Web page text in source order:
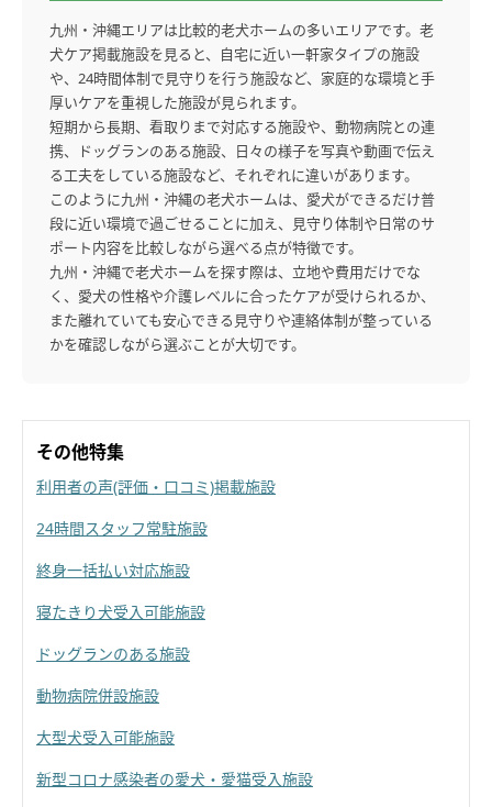
九州・沖縄エリアは比較的老犬ホームの多いエリアです。老
犬ケア掲載施設を見ると、自宅に近い一軒家タイプの施設
や、24時間体制で見守りを行う施設など、家庭的な環境と手
厚いケアを重視した施設が見られます。
短期から長期、看取りまで対応する施設や、動物病院との連
携、ドッグランのある施設、日々の様子を写真や動画で伝え
る工夫をしている施設など、それぞれに違いがあります。
このように九州・沖縄の老犬ホームは、愛犬ができるだけ普
段に近い環境で過ごせることに加え、見守り体制や日常のサ
ポート内容を比較しながら選べる点が特徴です。
九州・沖縄で老犬ホームを探す際は、立地や費用だけでな
く、愛犬の性格や介護レベルに合ったケアが受けられるか、
また離れていても安心できる見守りや連絡体制が整っている
かを確認しながら選ぶことが大切です。
その他特集
利用者の声(評価・口コミ)掲載施設
24時間スタッフ常駐施設
終身一括払い対応施設
寝たきり犬受入可能施設
ドッグランのある施設
動物病院併設施設
大型犬受入可能施設
新型コロナ感染者の愛犬・愛猫受入施設